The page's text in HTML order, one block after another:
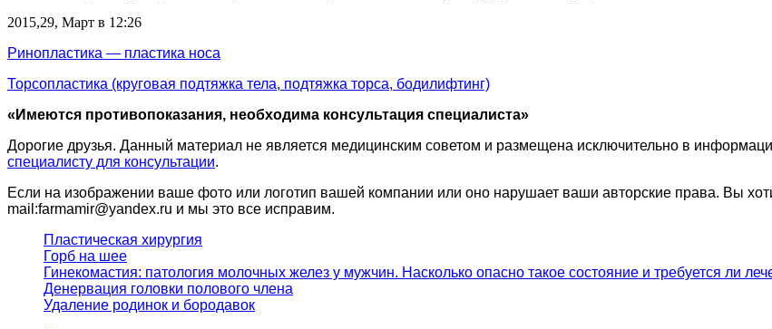
2015,29, Март в 12:26
Ринопластика — пластика носа
Торсопластика (круговая подтяжка тела, подтяжка торса, бодилифтинг)
«Имеются противопоказания, необходима консультация специалиста»
Дорогие друзья. Данный материал не является медицинским советом и размещена исключительно в
специалисту для консультации.
Если на изображении ваше фото или логотип вашей компании или оно нарушает ваши авторские права. Вы
mail:farmamir@yandex.ru и мы это все исправим.
Пластическая хирургия
Горб на шее
Гинекомастия: патология молочных желез у мужчин. Насколько опасно такое состояние и требуется ли
Денервация головки полового члена
Удаление родинок и бородавок